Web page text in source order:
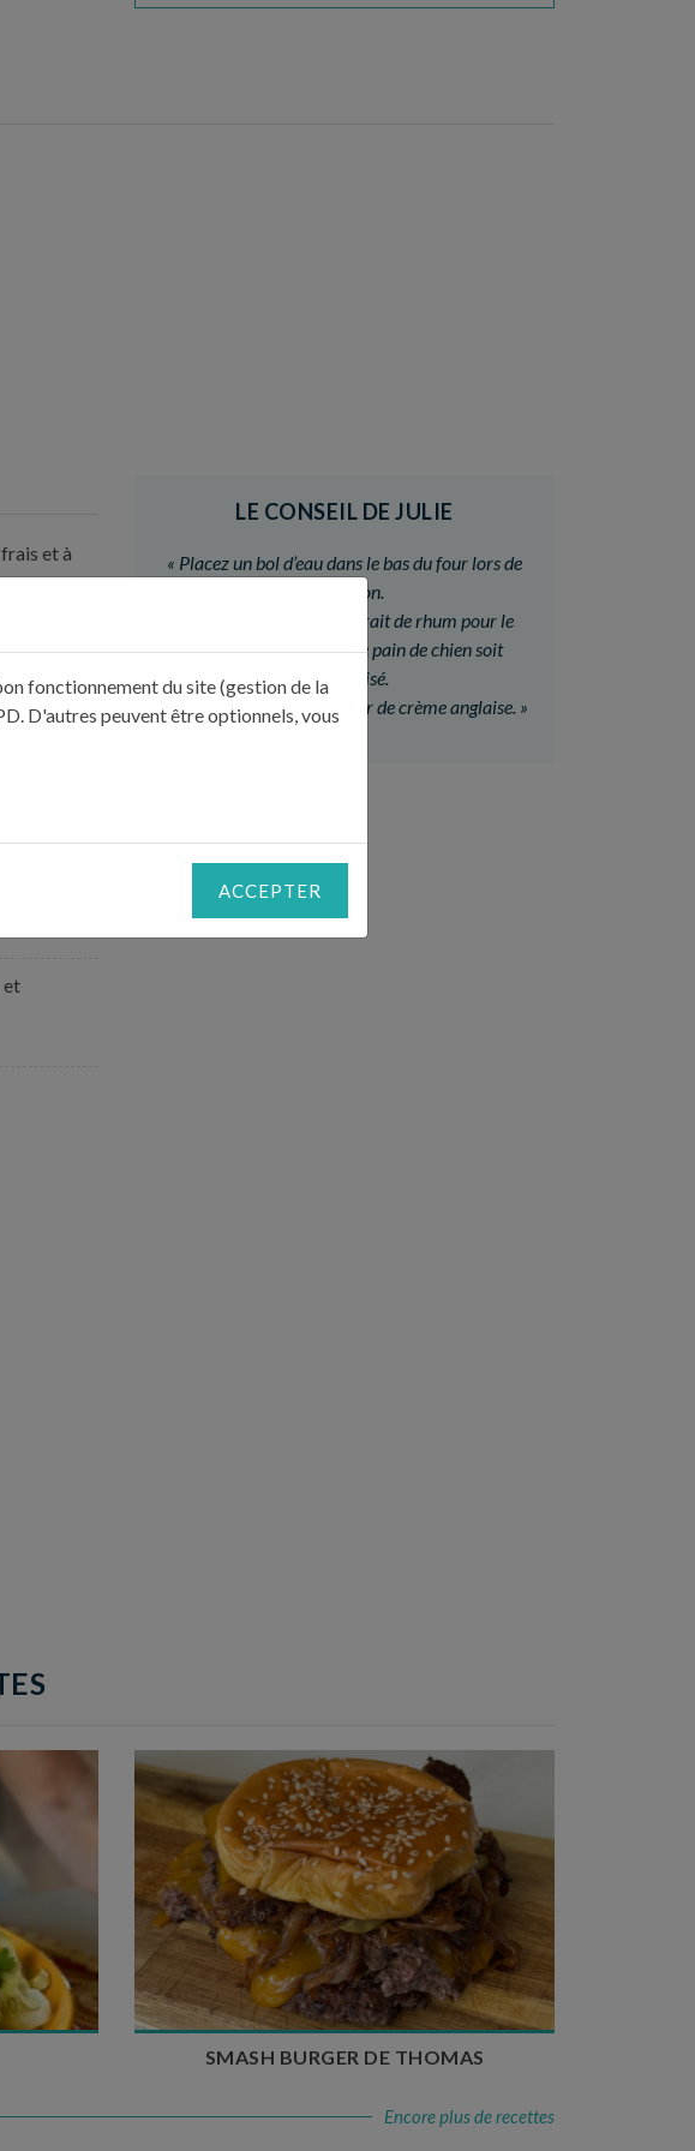
et à
main.
main de
et
et
LE CONSEIL DE JULIE
« Placez un bol d’eau dans le bas du four lors de
la cuisson.
Vous pouvez ajouter un trait de rhum pour le
faire flamber afin que le pain de chien soit
caramélisé.
Vous pouvez l’accompagner de crème anglaise. »
Temps de préparation : 20 min
Temps de cuisson : 5 à 10 min
Nombre de couverts : 4
SMASH BURGER DE THOMAS
Encore plus de recettes
fonctionnement du site (gestion de la
D'autres peuvent être optionnels, vous
ACCEPTER